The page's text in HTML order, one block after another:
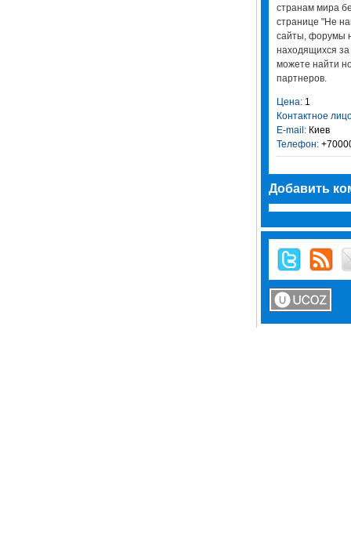
странам мира
странице "Не
сайты, форумы
находящихся
можете найти
партнеров.
Цена:1
Контактное
E-mail:Киев
Телефон:
Добавить